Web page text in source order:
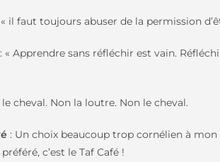
il faut toujours abuser de la permission
: « Apprendre sans réfléchir est vain.
le cheval. Non la loutre. Non le cheval.
: Un choix beaucoup trop cornélien à
c’est le Taf Café !